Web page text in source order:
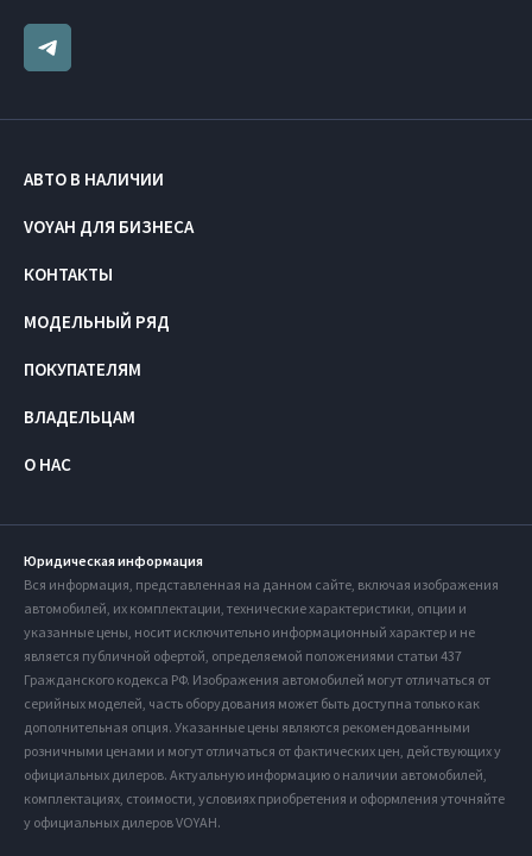
АВТО В НАЛИЧИИ
VOYAH ДЛЯ БИЗНЕСА
КОНТАКТЫ
МОДЕЛЬНЫЙ РЯД
ПОКУПАТЕЛЯМ
ВЛАДЕЛЬЦАМ
О НАС
Юридическая информация
Вся информация, представленная на данном сайте, включая изображения
автомобилей, их комплектации, технические характеристики, опции и
указанные цены, носит исключительно информационный характер и не
является публичной офертой, определяемой положениями статьи 437
Гражданского кодекса РФ. Изображения автомобилей могут отличаться от
серийных моделей, часть оборудования может быть доступна только как
дополнительная опция. Указанные цены являются рекомендованными
розничными ценами и могут отличаться от фактических цен, действующих у
официальных дилеров. Актуальную информацию о наличии автомобилей,
комплектациях, стоимости, условиях приобретения и оформления уточняйте
у официальных дилеров VOYAH.